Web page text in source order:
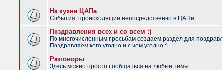
На кухне ЦАПа
События, происходящие непосредственно в ЦАПе
Поздравления всех и со всем :)
По многочисленным просьбам создаем раздел для
Поздравляем кого угодно и с чем угодно :).
Разговоры
Здесь можно просто пообщаться на любые темы.